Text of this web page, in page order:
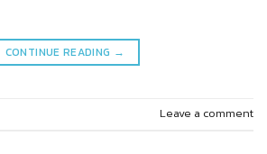
CONTINUE READING →
Leave a comment